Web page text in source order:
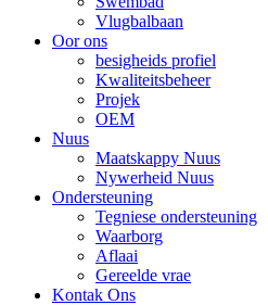
Vlugbalbaan
Oor ons
besigheids profiel
Kwaliteitsbeheer
Projek
OEM
Nuus
Maatskappy Nuus
Nywerheid Nuus
Ondersteuning
Tegniese ondersteuning
Waarborg
Aflaai
Gereelde vrae
Kontak Ons